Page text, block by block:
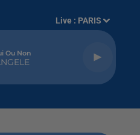
Live : PARIS
Ou Non